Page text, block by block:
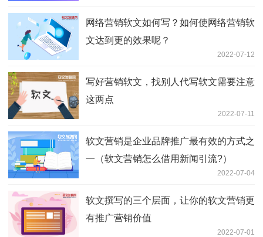
网络营销软文如何写？如何使网络营销软
文达到更的效果呢？
2022-07-12
写好营销软文，找别人代写软文需要注意
这两点
2022-07-11
软文营销是企业品牌推广最有效的方式之
一（软文营销怎么借用新闻引流?）
2022-07-04
软文撰写的三个层面，让你的软文营销更
有推广营销价值
2022-07-01